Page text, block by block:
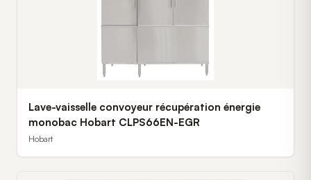
Lave-vaisselle convoyeur récupération énergie
monobac Hobart CLPS66EN-EGR
Hobart